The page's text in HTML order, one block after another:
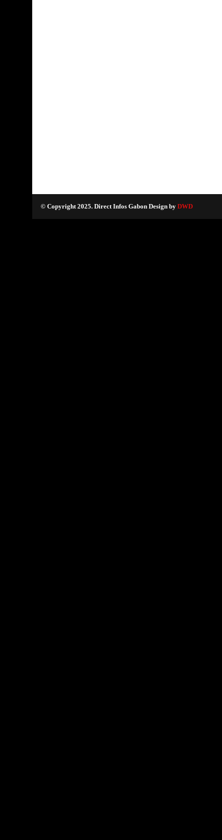
© Copyright 2025. Direct Infos Gabon Design by DWD